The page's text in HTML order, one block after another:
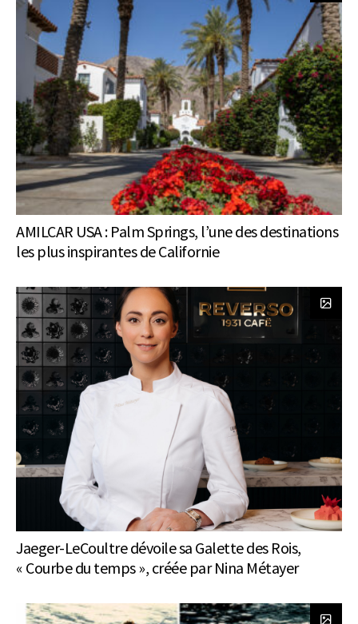
AMILCAR USA : Palm Springs, l’une des destinations
les plus inspirantes de Californie
Jaeger-LeCoultre dévoile sa Galette des Rois,
« Courbe du temps », créée par Nina Métayer